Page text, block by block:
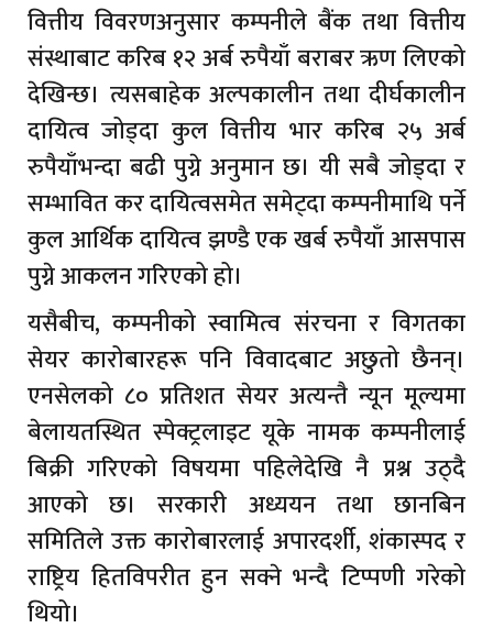
वित्तीय विवरणअनुसार कम्पनीले बैंक तथा वित्तीय
संस्थाबाट करिब १२ अर्ब रुपैयाँ बराबर ऋण लिएको
देखिन्छ। त्यसबाहेक अल्पकालीन तथा दीर्घकालीन
दायित्व जोड्दा कुल वित्तीय भार करिब २५ अर्ब
रुपैयाँभन्दा बढी पुग्ने अनुमान छ। यी सबै जोड्दा र
सम्भावित कर दायित्वसमेत समेट्दा कम्पनीमाथि पर्ने
कुल आर्थिक दायित्व झण्डै एक खर्ब रुपैयाँ आसपास
पुग्ने आकलन गरिएको हो।
यसैबीच, कम्पनीको स्वामित्व संरचना र विगतका
सेयर कारोबारहरू पनि विवादबाट अछुतो छैनन्।
एनसेलको ८० प्रतिशत सेयर अत्यन्तै न्यून मूल्यमा
बेलायतस्थित स्पेक्ट्रलाइट यूके नामक कम्पनीलाई
बिक्री गरिएको विषयमा पहिलेदेखि नै प्रश्न उठ्दै
आएको छ। सरकारी अध्ययन तथा छानबिन
समितिले उक्त कारोबारलाई अपारदर्शी, शंकास्पद र
राष्ट्रिय हितविपरीत हुन सक्ने भन्दै टिप्पणी गरेको
थियो।